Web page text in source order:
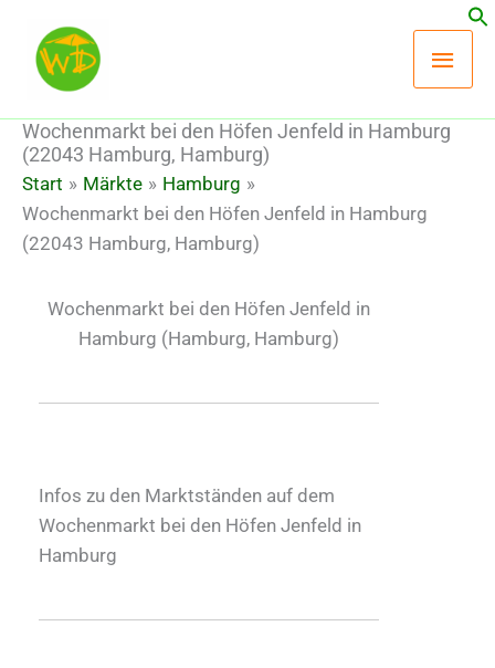
Inhalt
springen
Wochenmarkt bei den Höfen Jenfeld in Hamburg
(22043 Hamburg, Hamburg)
Start Märkte
Hamburg
Wochenmarkt bei den Höfen Jenfeld in Hamburg
(22043 Hamburg, Hamburg)
Wochenmarkt bei den Höfen Jenfeld in
Hamburg (Hamburg, Hamburg)
Infos zu den Marktständen auf dem
Wochenmarkt bei den Höfen Jenfeld in
Hamburg